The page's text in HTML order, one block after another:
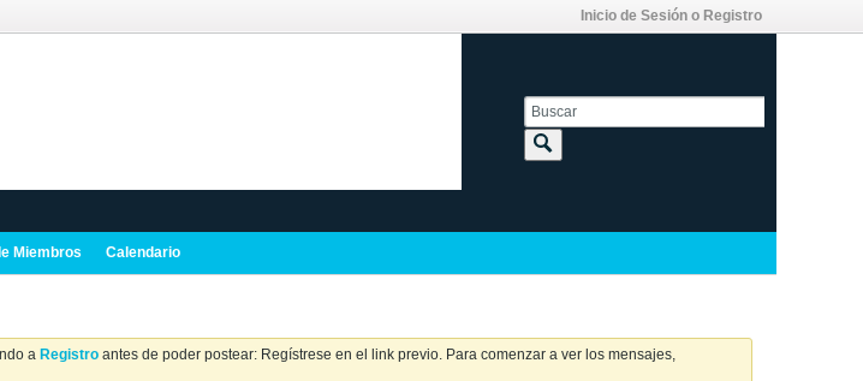
Inicio de Sesión o Registro
Miembros Calendario
a Registro antes de poder postear: Regístrese en el link previo. Para comenzar a ver los mensajes,